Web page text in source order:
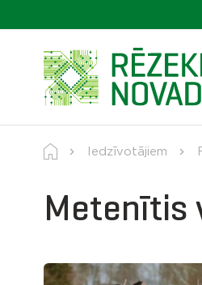
Iedzīvotājiem
Metenītis